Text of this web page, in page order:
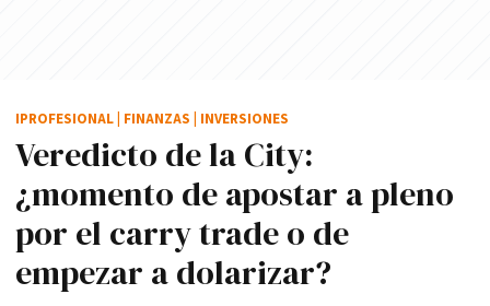
Veredicto de la City:
¿momento de apostar a pleno
por el carry trade o de
empezar a dolarizar?
IPROFESIONAL FINANZAS INVERSIONES